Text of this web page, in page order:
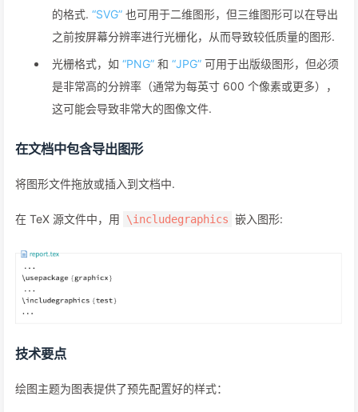
的格式. “SVG” 也可用于二维图形，但三维图形可以在导出
之前按屏幕分辨率进行光栅化，从而导致较低质量的图形.
光栅格式，如 “PNG” 和 “JPG” 可用于出版级图形，但必须
是非常高的分辨率（通常为每英寸 600 个像素或更多），
这可能会导致非常大的图像文件.
在文档中包含导出图形
将图形文件拖放或插入到文档中.
在 TeX 源文件中，用 \includegraphics 嵌入图形:
技术要点
绘图主题为图表提供了预先配置好的样式：